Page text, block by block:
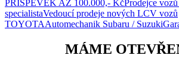
PŘÍSPĚVEK AŽ 100.000,- KčProdejce
specialistaVedoucí prodeje nových LCV vozů
TOYOTAAutomechanik Subaru / Suzuki
MÁME